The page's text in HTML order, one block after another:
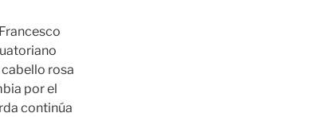
rosa
por el
continúa